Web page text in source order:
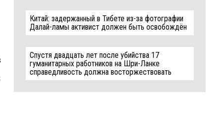
Китай: задержанный в Тибете из-за фотографии
Далай-ламы активист должен быть освобождён
Спустя двадцать лет после убийства 17
гуманитарных работников на Шри-Ланке
справедливость должна восторжествовать